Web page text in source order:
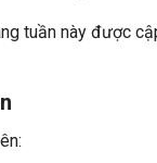
tuần này được